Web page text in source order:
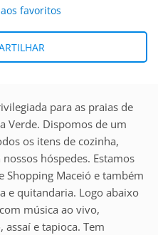
favoritos
para as praias de
Verde. Dispomos de um
os itens de cozinha,
hóspedes. Estamos
Shopping Maceió e também
e quitandaria. Logo abaixo
música ao vivo,
assaí e tapioca. Tem